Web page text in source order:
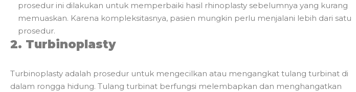
prosedur ini dilakukan untuk memperbaiki hasil rhinoplasty sebelumnya yang kurang
memuaskan. Karena kompleksitasnya, pasien mungkin perlu menjalani lebih dari satu
prosedur.
2. Turbinoplasty
Turbinoplasty adalah prosedur untuk mengecilkan atau mengangkat tulang turbinat di
dalam rongga hidung. Tulang turbinat berfungsi melembapkan dan menghangatkan